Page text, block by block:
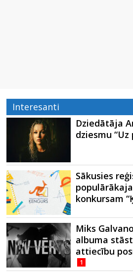
Interesanti
Dziedātāja
dziesmu “Uz
Sākusies
konkursam
Miks
albuma
attiecību
1